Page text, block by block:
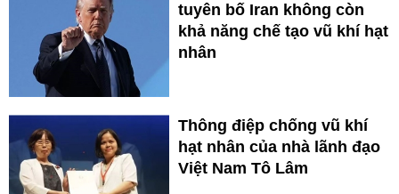
tuyên bố Iran không còn
khả năng chế tạo vũ khí hạt
nhân
Thông điệp chống vũ khí
hạt nhân của nhà lãnh đạo
Việt Nam Tô Lâm